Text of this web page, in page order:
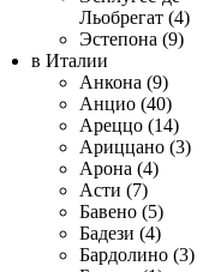
Льобрегат (4)
Эстепона (9)
в Италии
Анкона (9)
Анцио (40)
Ареццо (14)
Ариццано (3)
Арона (4)
Асти (7)
Бавено (5)
Бадези (4)
Бардолино (3)